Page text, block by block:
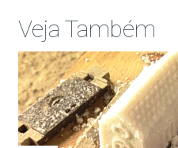
Veja Também